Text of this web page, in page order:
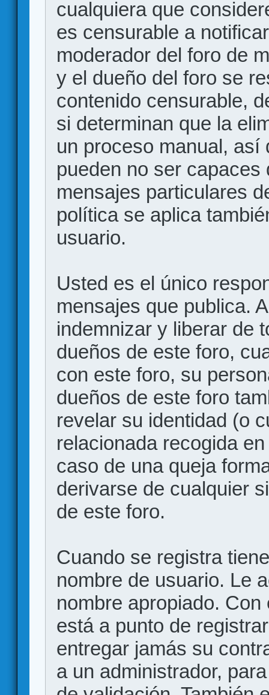
cualquiera que
es censurable a
moderador del foro de
y el dueño del foro se
contenido censurable,
si determinan que la
un proceso manual, así
pueden no ser
mensajes particulares
política se aplica
usuario.
Usted es el único
mensajes que publica.
indemnizar y liberar de
dueños de este foro,
con este foro, su
dueños de este foro
revelar su identidad (o
relacionada recogida
caso de una queja
derivarse de cualquier
de este foro.
Cuando se registra
nombre de usuario. Le
nombre apropiado.
está a punto de
entregar jamás su
a un administrador,